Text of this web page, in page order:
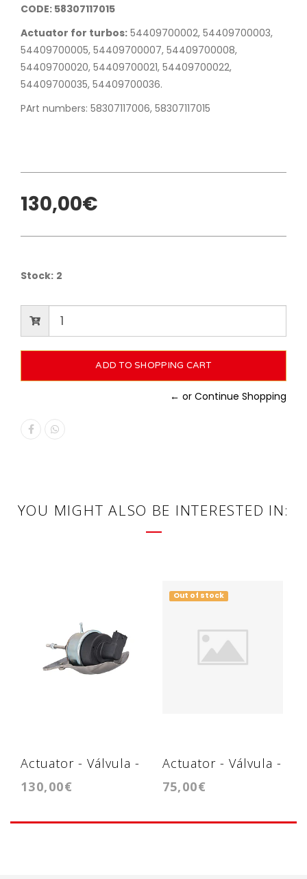
CODE: 58307117015
Actuator for turbos: 54409700002, 54409700003,
54409700005, 54409700007, 54409700008,
54409700020, 54409700021, 54409700022,
54409700035, 54409700036.
PArt numbers: 58307117006, 58307117015
130,00€
Stock: 2
← or Continue Shopping
YOU MIGHT ALSO BE INTERESTED IN:
Actuator - Válvula -
BV35
130,00€
Out of stock
Actuator - Válvula -
VL20
75,00€